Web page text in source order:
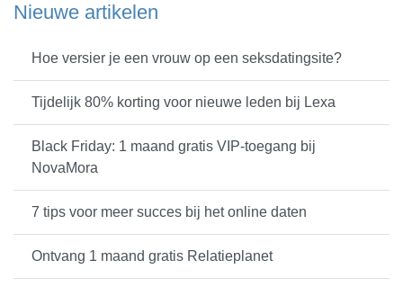
Nieuwe artikelen
Hoe versier je een vrouw op een seksdatingsite?
Tijdelijk 80% korting voor nieuwe leden bij Lexa
Black Friday: 1 maand gratis VIP-toegang bij
NovaMora
7 tips voor meer succes bij het online daten
Ontvang 1 maand gratis Relatieplanet